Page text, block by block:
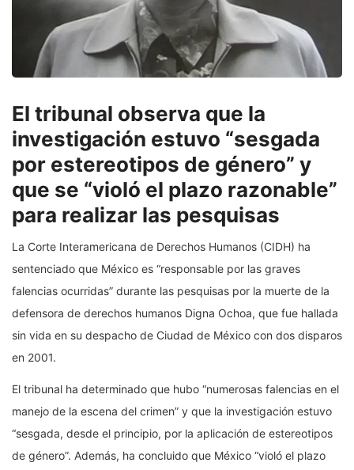
El tribunal observa que la
investigación estuvo “sesgada
por estereotipos de género” y
que se “violó el plazo razonable”
para realizar las pesquisas
La Corte Interamericana de Derechos Humanos (CIDH) ha
sentenciado que México es “responsable por las graves
falencias ocurridas” durante las pesquisas por la muerte de la
defensora de derechos humanos Digna Ochoa, que fue hallada
sin vida en su despacho de Ciudad de México con dos disparos
en 2001.
El tribunal ha determinado que hubo “numerosas falencias en el
manejo de la escena del crimen” y que la investigación estuvo
“sesgada, desde el principio, por la aplicación de estereotipos
de género”. Además, ha concluido que México “violó el plazo